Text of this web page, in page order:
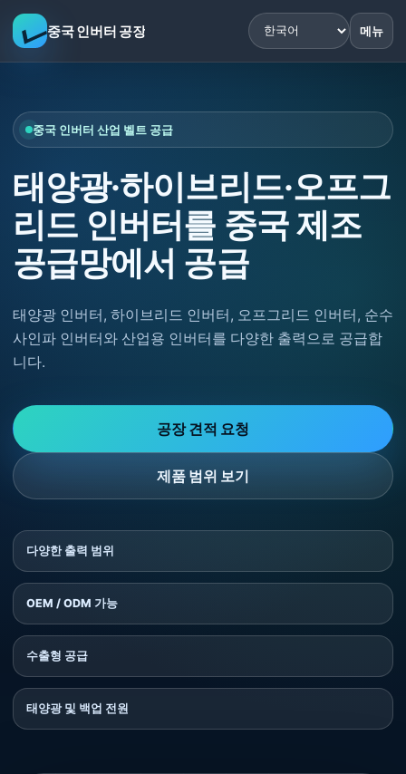
중국 인버터 공장 메뉴
중국 인버터 산업 벨트 공급
태양광·하이브리드·오프그
리드 인버터를 중국 제조
공급망에서 공급
태양광 인버터, 하이브리드 인버터, 오프그리드 인버터, 순수
사인파 인버터와 산업용 인버터를 다양한 출력으로 공급합
니다.
공장 견적 요청
제품 범위 보기
다양한 출력 범위
OEM / ODM 가능
수출형 공급
태양광 및 백업 전원